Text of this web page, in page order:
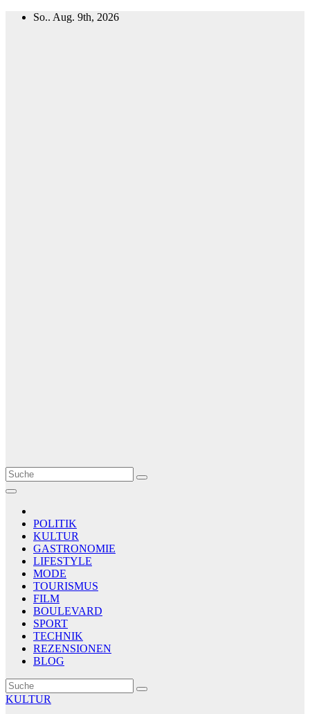
Zum
So.. Aug. 9th, 2026
Le Matin
AGENCE DE PRESSE
POLITIK
KULTUR
GASTRONOMIE
LIFESTYLE
MODE
TOURISMUS
FILM
BOULEVARD
SPORT
TECHNIK
REZENSIONEN
BLOG
KULTUR